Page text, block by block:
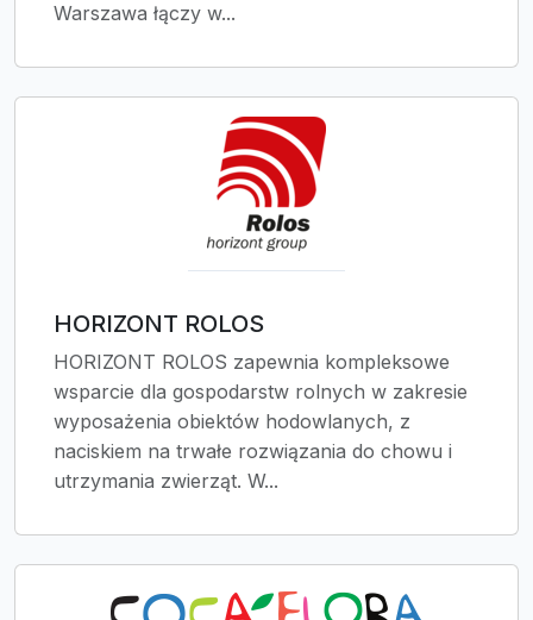
Warszawa łączy w...
HORIZONT ROLOS
HORIZONT ROLOS zapewnia kompleksowe
wsparcie dla gospodarstw rolnych w zakresie
wyposażenia obiektów hodowlanych, z
naciskiem na trwałe rozwiązania do chowu i
utrzymania zwierząt. W...